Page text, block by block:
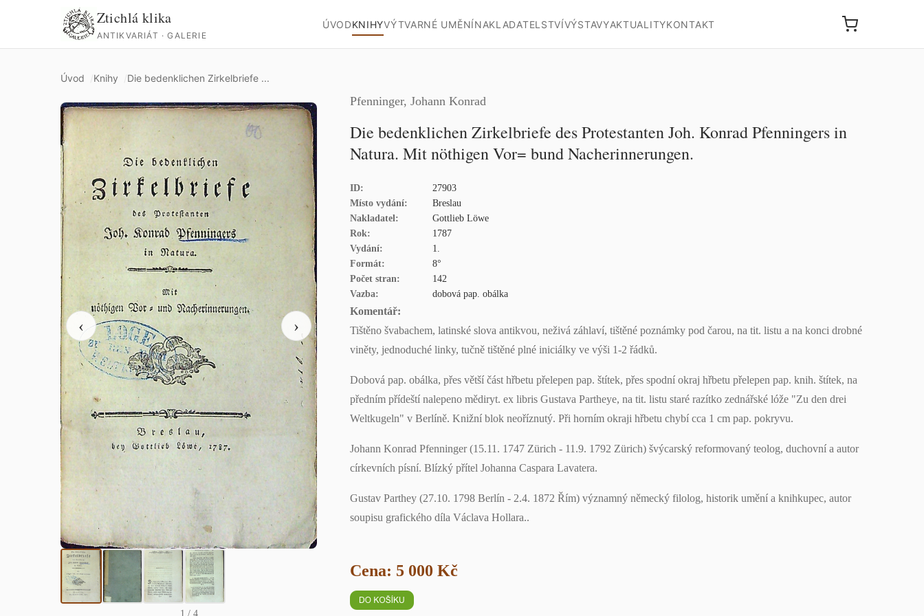
Ztichlá klika
ANTIKVARIÁT · GALERIE
ÚVODKNIHYVÝTVARNÉ UMĚNÍNAKLADATELSTVÍVÝSTAVYAKTUALITYKONTAKT
Úvod Knihy Die bedenklichen Zirkelbriefe ...
‹ ›
1 / 4
Pfenninger, Johann Konrad
Die bedenklichen Zirkelbriefe des Protestanten Joh. Konrad Pfenningers in
Natura. Mit nöthigen Vor= bund Nacherinnerungen.
ID:
27903
Místo vydání:
Breslau
Nakladatel:
Gottlieb Löwe
Rok:
1787
Vydání:
1.
Formát:
8°
Počet stran:
142
Vazba:
dobová pap. obálka
Komentář:
Tištěno švabachem, latinské slova antikvou, neživá záhlaví, tištěné poznámky pod čarou, na tit. listu a na konci drobné
viněty, jednoduché linky, tučně tištěné plné iniciálky ve výši 1-2 řádků.
Dobová pap. obálka, přes větší část hřbetu přelepen pap. štítek, přes spodní okraj hřbetu přelepen pap. knih. štítek, na
předním přídeští nalepeno mědiryt. ex libris Gustava Partheye, na tit. listu staré razítko zednářské lóže "Zu den drei
Weltkugeln" v Berlíně. Knižní blok neoříznutý. Při horním okraji hřbetu chybí cca 1 cm pap. pokryvu.
Johann Konrad Pfenninger (15.11. 1747 Zürich - 11.9. 1792 Zürich) švýcarský reformovaný teolog, duchovní a autor
církevních písní. Blízký přítel Johanna Caspara Lavatera.
Gustav Parthey (27.10. 1798 Berlín - 2.4. 1872 Řím) významný německý filolog, historik umění a knihkupec, autor
soupisu grafického díla Václava Hollara..
Cena: 5 000 Kč